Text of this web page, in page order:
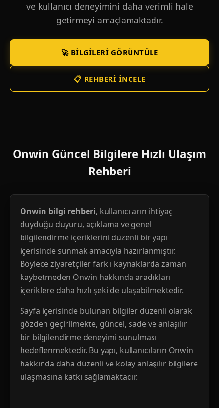
ve kullanıcı deneyimini daha verimli hale
getirmeyi amaçlamaktadır.
🚀 BILGILERI GÖRÜNTÜLE
📋 REHBERI İNCELE
Onwin Güncel Bilgilere Hızlı Ulaşım
Rehberi
Onwin bilgi rehberi, kullanıcıların ihtiyaç
duyduğu duyuru, açıklama ve genel
bilgilendirme içeriklerini düzenli bir yapı
içerisinde sunmak amacıyla hazırlanmıştır.
Böylece ziyaretçiler farklı kaynaklarda zaman
kaybetmeden Onwin hakkında aradıkları
içeriklere daha hızlı şekilde ulaşabilmektedir.
Sayfa içerisinde bulunan bilgiler düzenli olarak
gözden geçirilmekte, güncel, sade ve anlaşılır
bir bilgilendirme deneyimi sunulması
hedeflenmektedir. Bu yapı, kullanıcıların Onwin
hakkında daha düzenli ve kolay anlaşılır bilgilere
ulaşmasına katkı sağlamaktadır.